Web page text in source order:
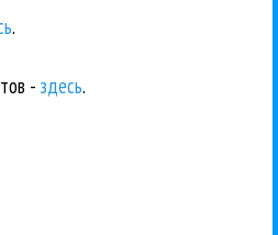
.
- здесь.